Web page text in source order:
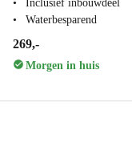
Inclusief inbouwdeel
Waterbesparend
269,-
Morgen in huis